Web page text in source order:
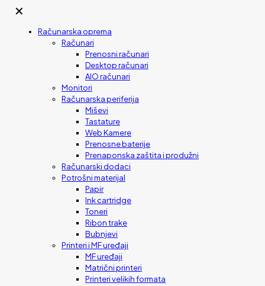
✕
Računarska oprema
Računari
Prenosni računari
Desktop računari
AIO računari
Monitori
Računarska periferija
Miševi
Tastature
Web Kamere
Prenosne baterije
Prenaponska zaštita i produžni
Računarski dodaci
Potrošni materijal
Papir
Ink cartridge
Toneri
Ribon trake
Bubnjevi
Printeri i MF uređaji
MF uređaji
Matrični printeri
Printeri velikih formata